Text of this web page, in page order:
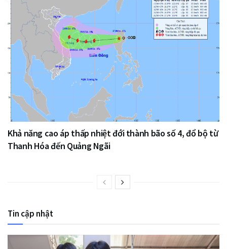
Khả năng cao áp thấp nhiệt đới thành bão số 4, đổ bộ từ
Thanh Hóa đến Quảng Ngãi
Tin cập nhật